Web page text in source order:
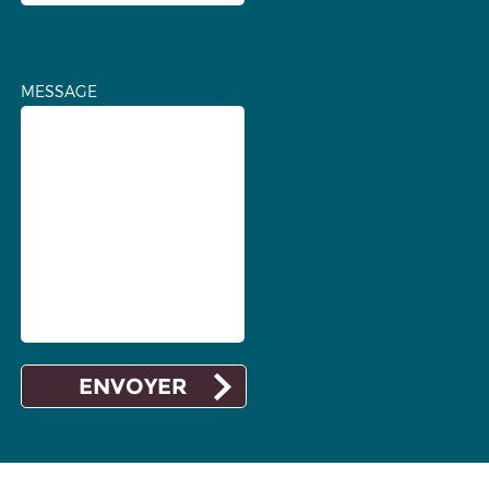
MESSAGE